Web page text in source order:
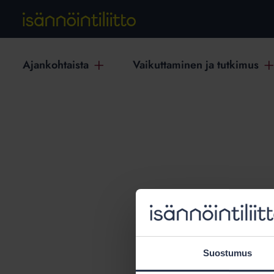
Suostumus
Ajankohtaista Vaikuttaminen ja tutkimus